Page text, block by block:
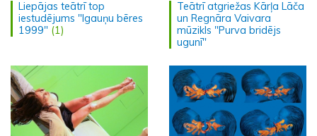
Liepājas teātrī top
iestudējums "Igauņu bēres
1999" (1)
Teātrī atgriežas Kārļa Lāča
un Regnāra Vaivara
mūzikls "Purva bridējs
ugunī"